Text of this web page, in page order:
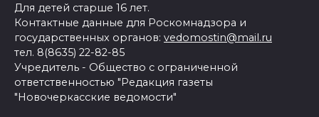
Для детей старше 16 лет.
Контактные данные для Роскомнадзора и
государственных органов: vedomostin@mail.ru
тел. 8(8635) 22-82-85
Учредитель - Общество с ограниченной
ответственностью "Редакция газеты
"Новочеркасские ведомости"